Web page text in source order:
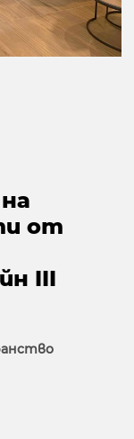
от
III